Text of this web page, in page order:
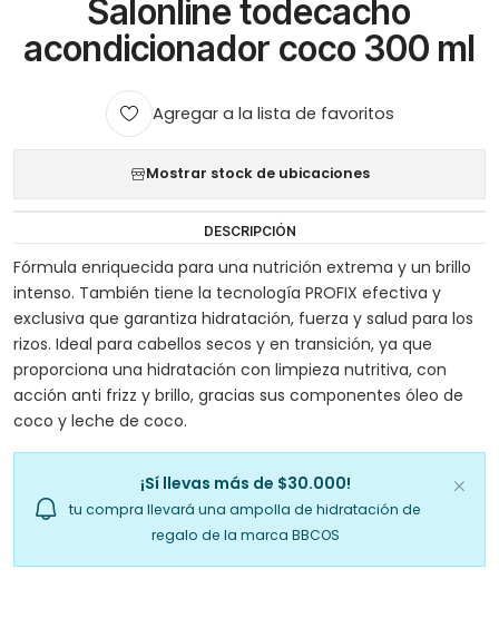
Salonline todecacho
acondicionador coco 300 ml
Agregar a la lista de favoritos
Mostrar stock de ubicaciones
DESCRIPCIÓN
Fórmula enriquecida para una nutrición extrema y un brillo
intenso. También tiene la tecnología PROFIX efectiva y
exclusiva que garantiza hidratación, fuerza y salud para los
rizos. Ideal para cabellos secos y en transición, ya que
proporciona una hidratación con limpieza nutritiva, con
acción anti frizz y brillo, gracias sus componentes óleo de
coco y leche de coco.
¡Sí llevas más de $30.000!
tu compra llevará una ampolla de hidratación de
regalo de la marca BBCOS